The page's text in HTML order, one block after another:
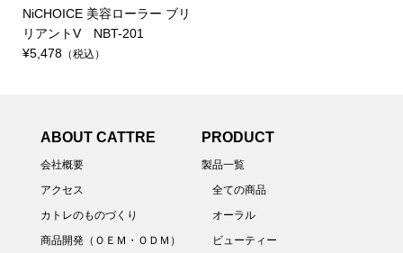
NiCHOICE 美容ローラー ブリ
リアントV NBT-201
¥5,478（税込）
ABOUT CATTRE
会社概要
アクセス
カトレのものづくり
商品開発（ＯＥＭ・ＯＤＭ）
PRODUCT
製品一覧
全ての商品
オーラル
ビューティー